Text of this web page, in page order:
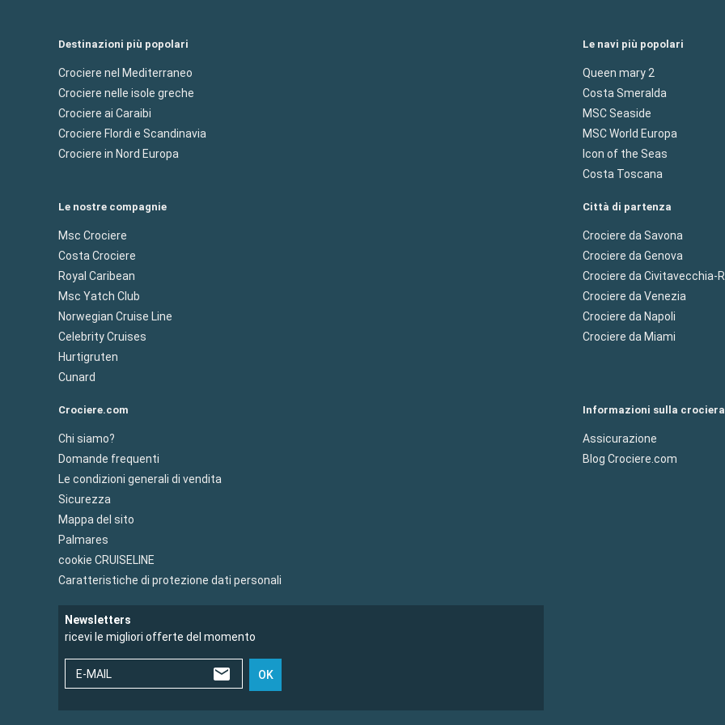
Destinazioni più popolari
Crociere nel Mediterraneo
Crociere nelle isole greche
Crociere ai Caraibi
Crociere Flordi e Scandinavia
Crociere in Nord Europa
Le navi più popolari
Queen mary 2
Costa Smeralda
MSC Seaside
MSC World Europa
Icon of the Seas
Costa Toscana
Le nostre compagnie
Msc Crociere
Costa Crociere
Royal Caribean
Msc Yatch Club
Norwegian Cruise Line
Celebrity Cruises
Hurtigruten
Cunard
Città di partenza
Crociere da Savona
Crociere da Genova
Crociere da Civitavecchia-
Crociere da Venezia
Crociere da Napoli
Crociere da Miami
Crociere.com
Chi siamo?
Domande frequenti
Le condizioni generali di vendita
Sicurezza
Mappa del sito
Palmares
cookie CRUISELINE
Caratteristiche di protezione dati personali
Informazioni sulla crociera
Assicurazione
Blog Crociere.com
Newsletters
ricevi le migliori offerte del momento
E-MAIL OK